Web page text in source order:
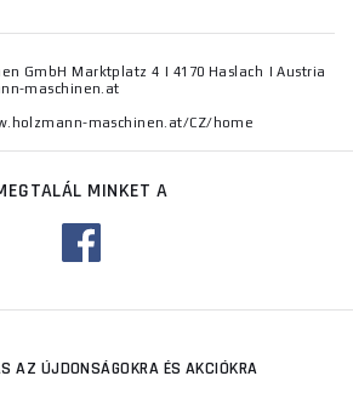
GmbH Marktplatz 4 | 4170 Haslach | Austria
maschinen.at
maschinen.at/CZ/home
MINKET A
AZ ÚJDONSÁGOKRA ÉS AKCIÓKRA